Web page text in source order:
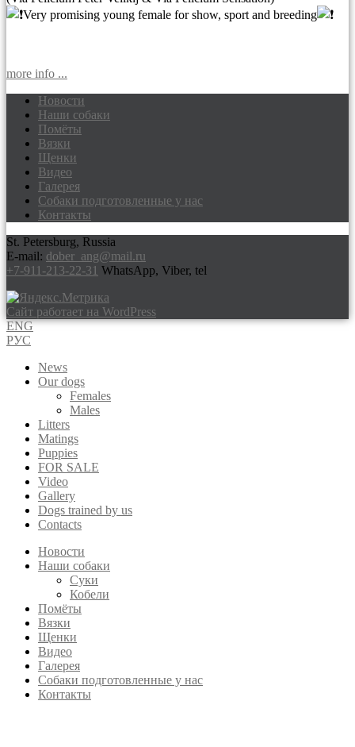
Very promising young female for show, sport and breeding
more info ...
Доберманы питомник Via Felicium,
щенки добермана
Новости
Наши собаки
Помёты
Вязки
Щенки
Видео
Галерея
Собаки подготовленные у нас
Контакты
St. Petersburg, Russia
E-mail: dober_ang@mail.ru
+7-911-213-22-31 WhatsApp, Viber, tel
Сайт работает на WordPress
ENG
РУС
News
Our dogs
Females
Males
Litters
Matings
Puppies
FOR SALE
Video
Gallery
Dogs trained by us
Contacts
Новости
Наши собаки
Суки
Кобели
Помёты
Вязки
Щенки
Видео
Галерея
Собаки подготовленные у нас
Контакты